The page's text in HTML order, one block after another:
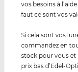
vos besoins à
faut ce sont vos
Si cela sont vos
commandez en
stock pour vous
prix bas d’Edel-